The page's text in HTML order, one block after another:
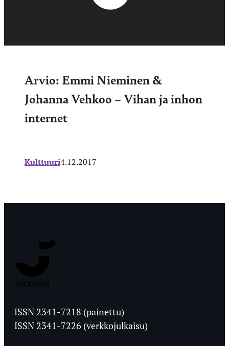
Arvio: Emmi Nieminen &
Johanna Vehkoo – Vihan ja inhon
internet
Kulttuuri4.12.2017
Ylioppilaslehti
ISSN 2341-7218 (painettu)
ISSN 2341-7226 (verkkojulkaisu)